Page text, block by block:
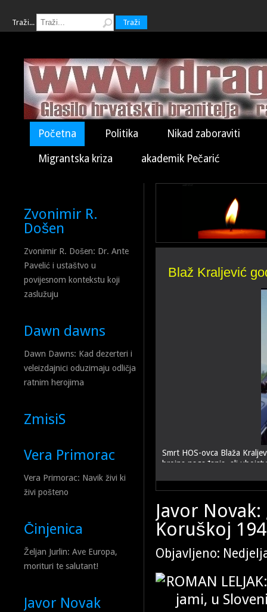
Traži... Traži
Početna Politika Nikad zaboraviti
Migrantska kriza akademik Pečarić
Zvonimir R.
Došen
Zvonimir R. Došen: Dr. Ante
Pavelić i ustaštvo u
povijesnom kontekstu koji
zaslužuju
Dawn dawns
Dawn Dawns: Kad dezerteri i
veleizdajnici oduzimaju odličja
ratnim herojima
ZmisiS
Vera Primorac
Vera Primorac: Navik živi ki
živi pošteno
Činjenica
Željan Jurlin: Ave Europa,
morituri te salutant!
Javor Novak
Blaž Kraljević godinama prije
Smrt HOS-ovca Blaža Kraljevića do danas je jedna od
Rečeničar na
Javor
Koruškoj
Objavljeno: